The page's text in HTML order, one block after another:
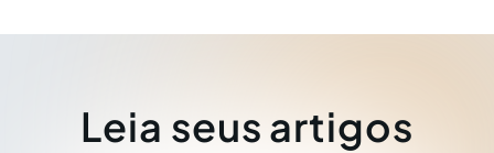
Leia seus artigos